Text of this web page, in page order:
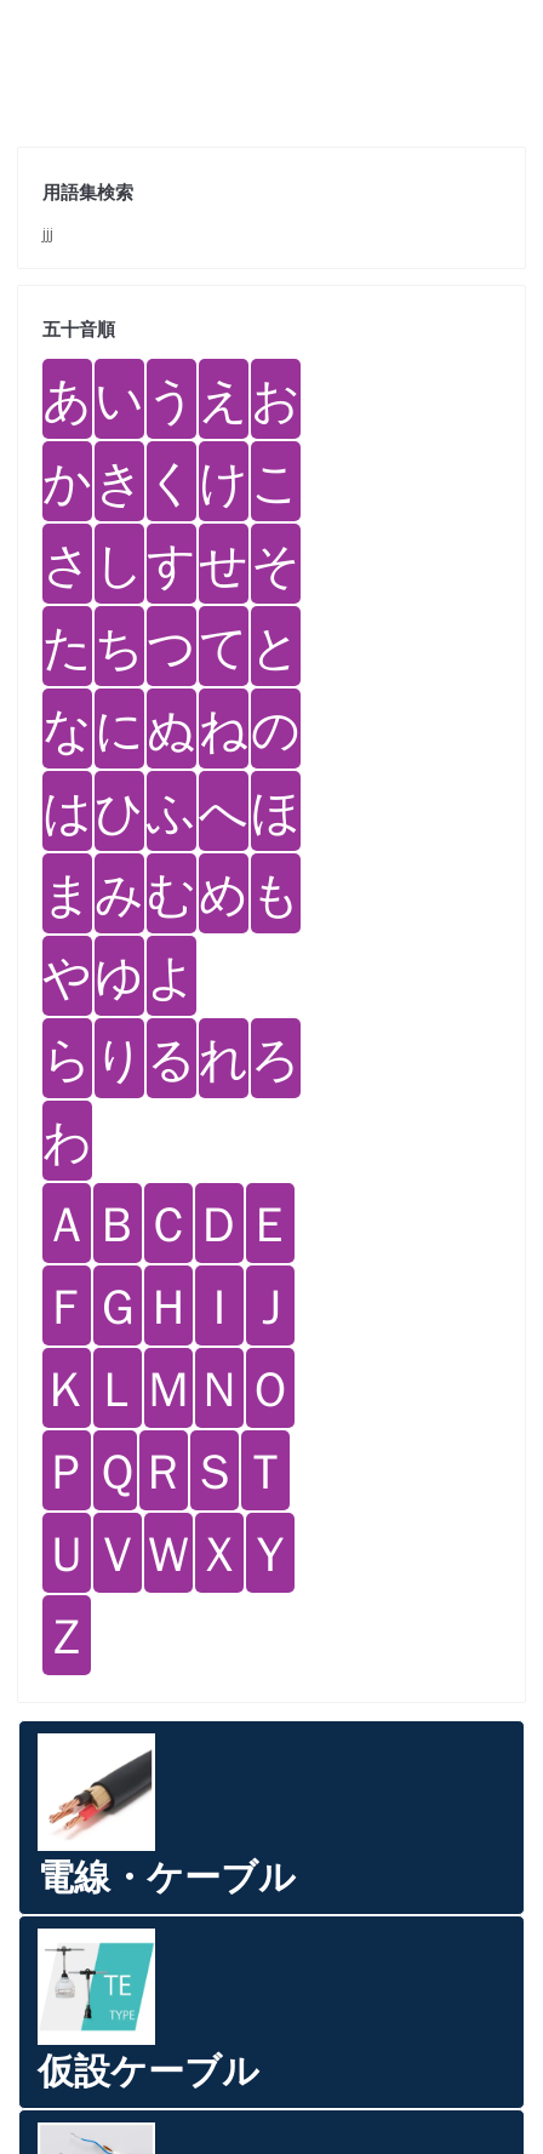
用語集検索
jjj
五十音順
あい う え お
かき く けこ
さ しすせそ
た ちつて と
なにぬねの
はひふへほ
ま みむめ も
やゆ よ
ら り るれろ
わ
Ａ Ｂ Ｃ Ｄ Ｅ
Ｆ Ｇ Ｈ Ｉ Ｊ
Ｋ Ｌ Ｍ Ｎ Ｏ
Ｐ Ｑ Ｒ Ｓ Ｔ
Ｕ Ｖ Ｗ Ｘ Ｙ
Ｚ
電線・ケーブル
仮設ケーブル